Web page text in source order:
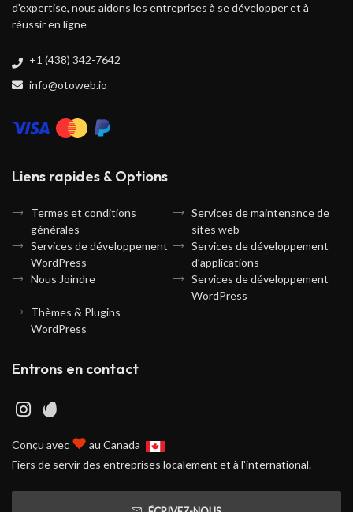
d'expertise, nous aidons les entreprises à se développer et à
réussir en ligne
+1 (438) 342-7642
info@otoweb.io
Liens rapides & Options
Termes et conditions
générales
Services de maintenance de
sites web
Services de développement
WordPress
Services de développement
d’applications
Nous Joindre
Services de développement
WordPress
Thèmes & Plugins
WordPress
Entrons en contact
Conçu avec ♥ au Canada
Fiers de servir des entreprises localement et à l'international.